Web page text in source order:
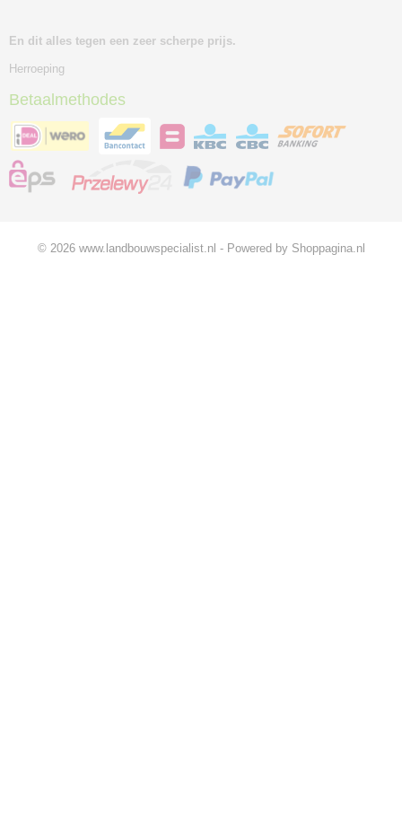
En dit alles tegen een zeer scherpe prijs.
Herroeping
Betaalmethodes
© 2026 www.landbouwspecialist.nl - Powered by Shoppagina.nl